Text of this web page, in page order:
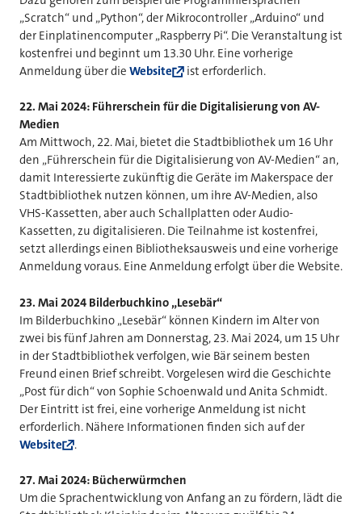
„Scratch“ und „Python“, der Mikrocontroller „Arduino“ und
der Einplatinencomputer „Raspberry Pi“. Die Veranstaltung ist
kostenfrei und beginnt um 13.30 Uhr. Eine vorherige
Anmeldung über die Website ist erforderlich.
22. Mai 2024: Führerschein für die Digitalisierung von AV-
Medien
Am Mittwoch, 22. Mai, bietet die Stadtbibliothek um 16 Uhr
den „Führerschein für die Digitalisierung von AV-Medien“ an,
damit Interessierte zukünftig die Geräte im Makerspace der
Stadtbibliothek nutzen können, um ihre AV-Medien, also
VHS-Kassetten, aber auch Schallplatten oder Audio-
Kassetten, zu digitalisieren. Die Teilnahme ist kostenfrei,
setzt allerdings einen Bibliotheksausweis und eine vorherige
Anmeldung voraus. Eine Anmeldung erfolgt über die Website.
23. Mai 2024 Bilderbuchkino „Lesebär“
Im Bilderbuchkino „Lesebär“ können Kindern im Alter von
zwei bis fünf Jahren am Donnerstag, 23. Mai 2024, um 15 Uhr
in der Stadtbibliothek verfolgen, wie Bär seinem besten
Freund einen Brief schreibt. Vorgelesen wird die Geschichte
„Post für dich“ von Sophie Schoenwald und Anita Schmidt.
Der Eintritt ist frei, eine vorherige Anmeldung ist nicht
erforderlich. Nähere Informationen finden sich auf der
Website
.
27. Mai 2024: Bücherwürmchen
Um die Sprachentwicklung von Anfang an zu fördern, lädt die